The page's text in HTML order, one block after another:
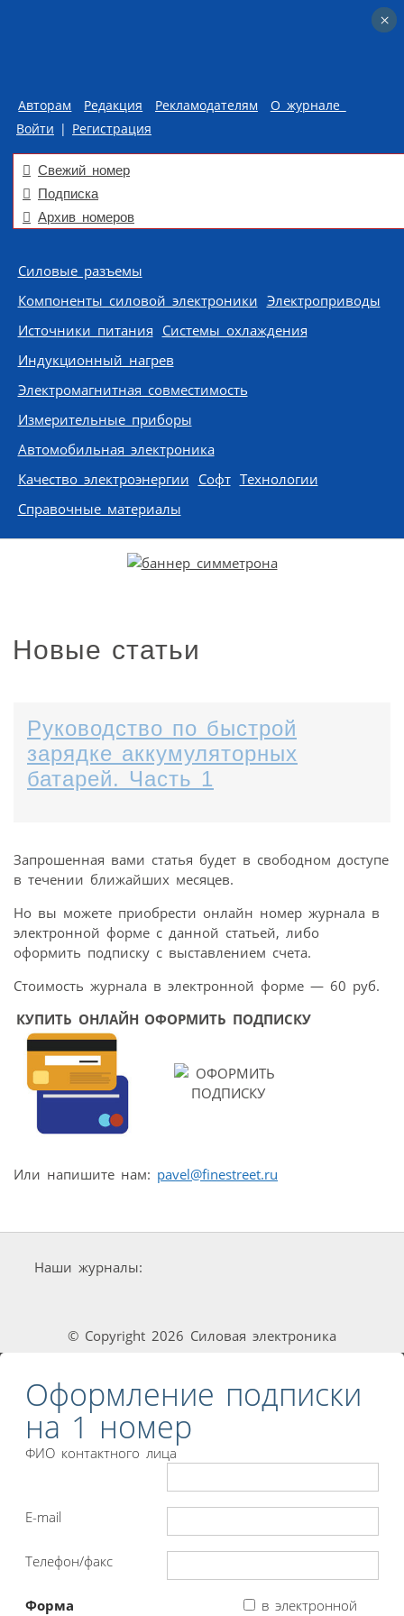
Авторам Редакция Рекламодателям
О журнале
Войти | Регистрация
Свежий номер
Подписка
Архив номеров
Skip to content
Силовые разъемы
Компоненты силовой электроники Электроприводы
Источники питания Системы охлаждения
Индукционный нагрев
Электромагнитная совместимость
Измерительные приборы
Автомобильная электроника
Качество электроэнергии Софт Технологии
Справочные материалы
Новые статьи
Руководство по быстрой
зарядке аккумуляторных
батарей. Часть 1
Запрошенная вами статья будет в свободном доступе
в течении ближайших месяцев.
Но вы можете приобрести онлайн номер журнала в
электронной форме с данной статьей, либо
оформить подписку с выставлением счета.
Стоимость журнала в электронной форме — 60 руб.
КУПИТЬ ОНЛАЙН ОФОРМИТЬ ПОДПИСКУ
Или напишите нам: pavel@finestreet.ru
Наши журналы:
© Copyright 2026 Силовая электроника
Оформление подписки
на 1 номер
ФИО контактного лица
E-mail
Телефон/факс
Форма
в электронной
×
×